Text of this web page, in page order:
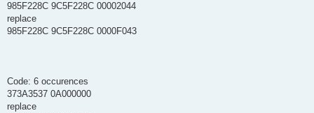
985F228C 9C5F228C 00002044
replace
985F228C 9C5F228C 0000F043
Code: 6 occurences
373A3537 0A000000
replace